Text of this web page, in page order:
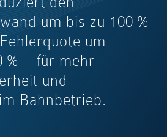
um bis zu 100 %
um
% – für mehr
und
Bahnbetrieb.